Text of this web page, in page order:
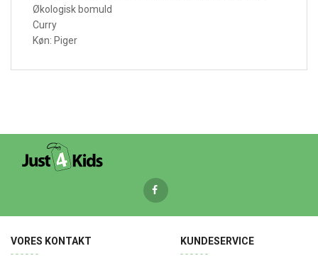
Økologisk bomuld
Curry
Køn: Piger
VORES KONTAKT KUNDESERVICE